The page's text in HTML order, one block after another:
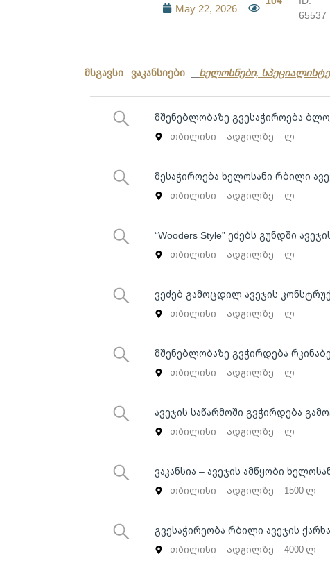
May 22, 2026
65537
მსგავსი ვაკანსიები ხელოსნები,
მშენებლობაზე გვესაჭიროება
თბილისი - ადგილზე - ლ
მესაჭიროება ხელოსანი რბილი
თბილისი - ადგილზე - ლ
“Wooders Style” ეძებს გუნდში
თბილისი - ადგილზე - ლ
ვეძებ გამოცდილ ავეჯის
თბილისი - ადგილზე - ლ
მშენებლობაზე გვჭირდება
თბილისი - ადგილზე - ლ
ავეჯის საწარმოში გვჭირდება
თბილისი - ადგილზე - ლ
ვაკანსია – ავეჯის ამწყობი
თბილისი - ადგილზე - 1500 ლ
გვესაჭირეობა რბილი ავეჯის
თბილისი - ადგილზე - 4000 ლ